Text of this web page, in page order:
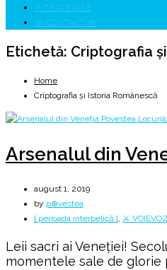
↗ CERCETARE
☏ CONTACT 📩
Etichetă: Criptografia
Home
Criptografia și Istoria Românescă
Arsenalul din
august 1, 2019
by p⊕vestea
[ perioada interbelică ], ⚔️
Leii sacri ai Veneţiei!
momentele sale de glorie